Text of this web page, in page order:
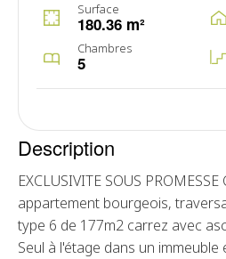
Surface
180.36 m²
Chambres
5
Description
EXCLUSIVITE SOUS
appartement bourgeois,
type 6 de 177m2 carrez avec
Seul à l'étage dans un